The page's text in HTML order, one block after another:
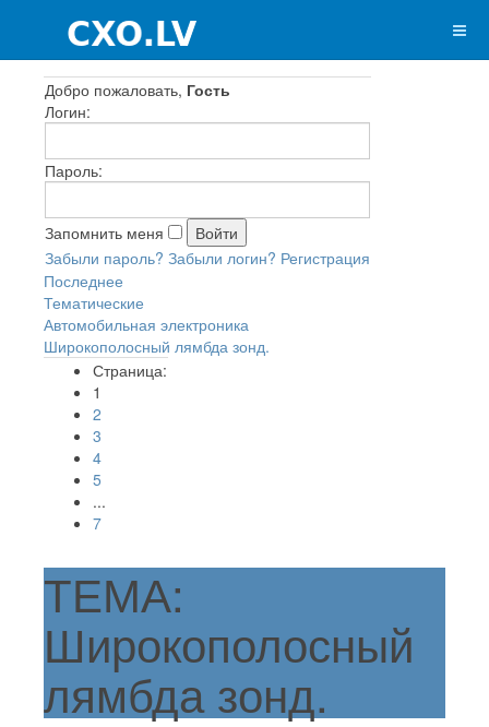
Добро пожаловать, Гость
Логин:
Пароль:
Запомнить меня
Забыли пароль? Забыли логин? Регистрация
Последнее
Тематические
Автомобильная электроника
Широкополосный лямбда зонд.
Страница:
1
2
3
4
5
...
7
ТЕМА:
Широкополосный
лямбда зонд.